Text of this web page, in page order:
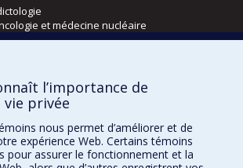
et médecine nucléaire
de l’activité physique
l’importance de
privée
nous permet d’améliorer et de
expérience Web. Certains témoins
pour assurer le fonctionnement et la